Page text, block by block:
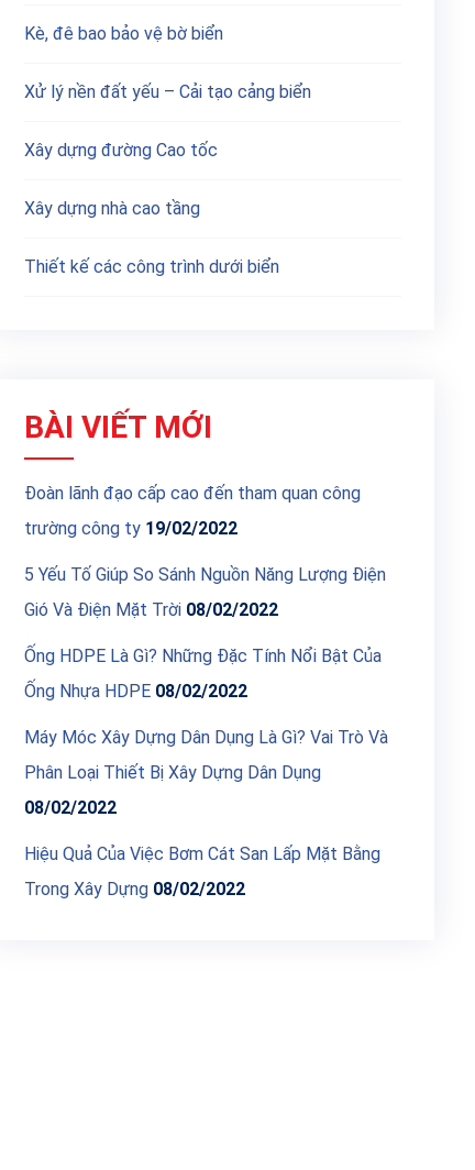
Kè, đê bao bảo vệ bờ biển
Xử lý nền đất yếu – Cải tạo cảng biển
Xây dựng đường Cao tốc
Xây dựng nhà cao tầng
Thiết kế các công trình dưới biển
BÀI VIẾT MỚI
Đoàn lãnh đạo cấp cao đến tham quan công
trường công ty 19/02/2022
5 Yếu Tố Giúp So Sánh Nguồn Năng Lượng Điện
Gió Và Điện Mặt Trời 08/02/2022
Ống HDPE Là Gì? Những Đặc Tính Nổi Bật Của
Ống Nhựa HDPE 08/02/2022
Máy Móc Xây Dựng Dân Dụng Là Gì? Vai Trò Và
Phân Loại Thiết Bị Xây Dựng Dân Dụng
08/02/2022
Hiệu Quả Của Việc Bơm Cát San Lấp Mặt Bằng
Trong Xây Dựng 08/02/2022